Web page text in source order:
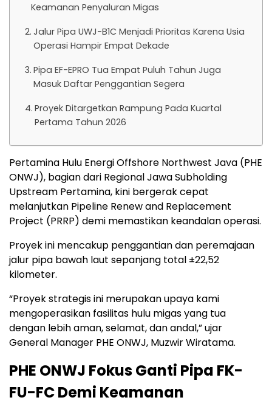
Keamanan Penyaluran Migas
Jalur Pipa UWJ-B1C Menjadi Prioritas Karena Usia
Operasi Hampir Empat Dekade
Pipa EF-EPRO Tua Empat Puluh Tahun Juga
Masuk Daftar Penggantian Segera
Proyek Ditargetkan Rampung Pada Kuartal
Pertama Tahun 2026
Pertamina Hulu Energi Offshore Northwest Java (PHE
ONWJ), bagian dari Regional Jawa Subholding
Upstream Pertamina, kini bergerak cepat
melanjutkan Pipeline Renew and Replacement
Project (PRRP) demi memastikan keandalan operasi.
Proyek ini mencakup penggantian dan peremajaan
jalur pipa bawah laut sepanjang total ±22,52
kilometer.
“Proyek strategis ini merupakan upaya kami
mengoperasikan fasilitas hulu migas yang tua
dengan lebih aman, selamat, dan andal,” ujar
General Manager PHE ONWJ, Muzwir Wiratama.
PHE ONWJ Fokus Ganti Pipa FK-
FU-FC Demi Keamanan